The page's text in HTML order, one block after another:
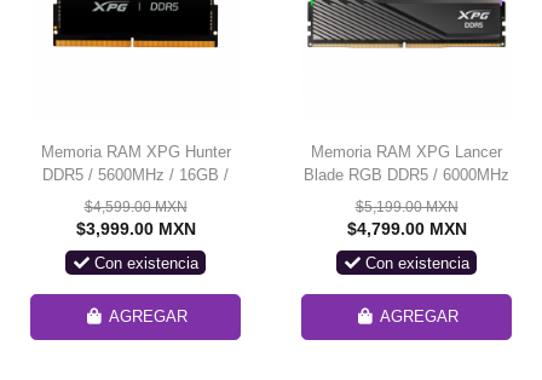
Memoria RAM XPG Hunter
DDR5 / 5600MHz / 16GB /
ECC CL46 / SO-DIMM / XMP
$4,599.00 MXN
$3,999.00 MXN
Con existencia
AGREGAR
Memoria RAM XPG Lancer
Blade RGB DDR5 / 6000MHz
/ 16GB / Non-ECC / CL48 /
XMP / Negra /
AX5U6000C4816G-
SLABRBK/ SOLO VENTA EN
$5,199.00 MXN
$4,799.00 MXN
Con existencia
AGREGAR